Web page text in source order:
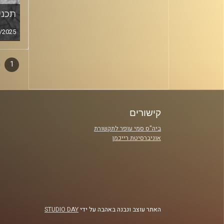
סגירה
1
קישורים
ביה"ס סמי עופר לתקשורת
אוניברסיטת רייכמן
האתר עוצב ונבנה באהבה על ידיSTUDIO DAY